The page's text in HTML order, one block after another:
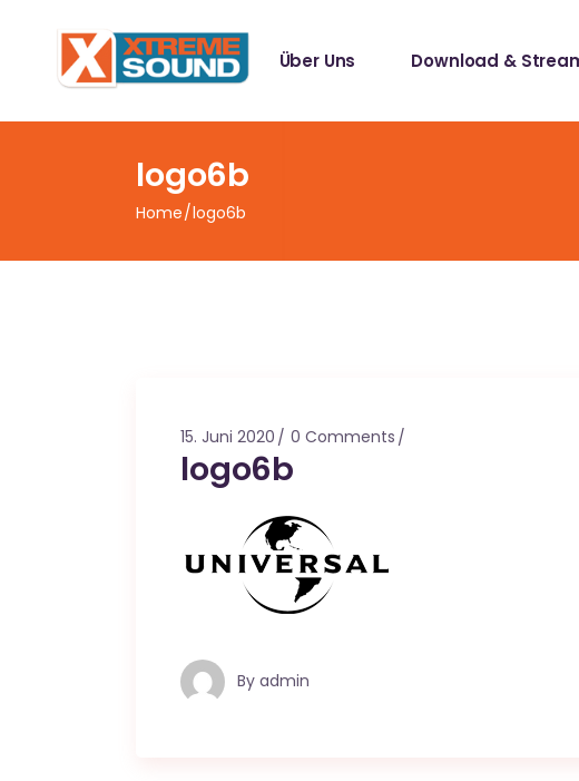
Über Uns Download &
Mallotze Records
Sampler
logo6b
Home logo6b
15. Juni 2020 0 Comments
logo6b
By admin